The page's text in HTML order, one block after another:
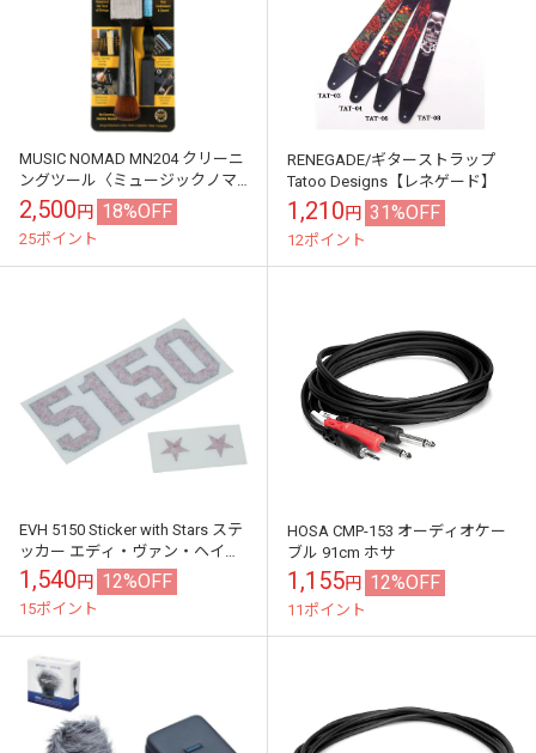
MUSIC NOMAD MN204 クリーニ
ングツール〈ミュージックノマ
ド〉
2,500円 18%OFF
25ポイント
RENEGADE/ギターストラップ
Tatoo Designs【レネゲード】
1,210円 31%OFF
12ポイント
EVH 5150 Sticker with Stars ステ
ッカー エディ・ヴァン・ヘイレ
ン
1,540円 12%OFF
15ポイント
HOSA CMP-153 オーディオケー
ブル 91cm ホサ
1,155円 12%OFF
11ポイント